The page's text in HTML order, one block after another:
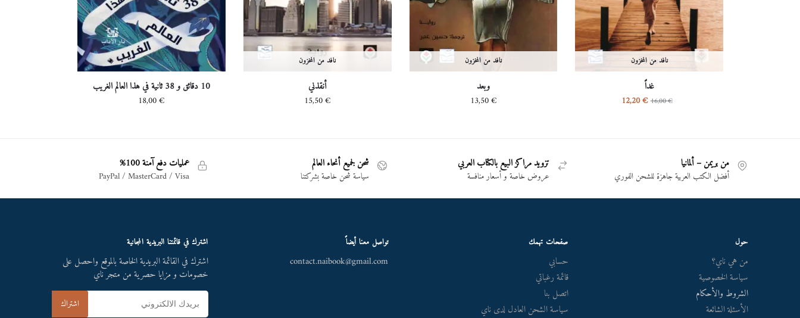
نافد من المخزون
غداً
16,00€
12,20€
نافد من المخزون
وبعد
13,50€
نافد من المخزون
أنقذني
15,50€
10 دقائق و 38 ثانية في هذا العالم الغريب
18,00€
من بريمن – ألمانيا
أفضل الكتب العربية جاهزة للشحن الفوري
تزويد مراكز البيع بالكتاب العربي
عروض خاصة و أسعار منافسة
شحن لجميع أنحاء العالم
سياسة شحن خاصة بشركتنا
عمليات دفع آمنة 100%
PayPal / MasterCard / Visa
حول
من هي ناي؟
سياسة الخصوصية
الشروط والأحكام
الأسئلة الشائعة
صفحات تهمك
حسابي
قائمة رغباتي
اتصل بنا
سياسة الشحن العادل لدى ناي
تواصل معنا أيضاً
contact.naibook@gmail.com
اشترك في قائمتنا البريدية المجانية
اشترك في القائمة البريدية الخاصة بالموقع واحصل على
خصومات و مزايا حصرية من متجر ناي